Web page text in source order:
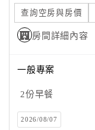
單
管
理
員
戶
查詢空房與房價
房間詳細內容
一般專案
2份早餐
2026/08/07